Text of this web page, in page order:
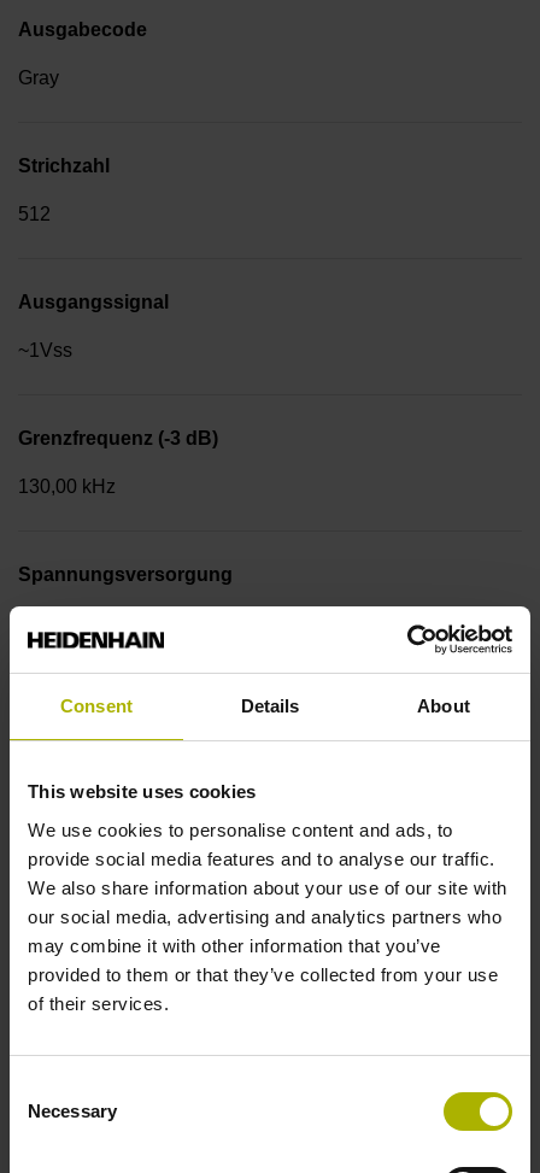
Consent Details About
This website uses cookies
We use cookies to personalise content and ads, to
provide social media features and to analyse our traffic.
We also share information about your use of our site with
our social media, advertising and analytics partners who
may combine it with other information that you’ve
provided to them or that they’ve collected from your use
of their services.
Selection
Necessary
Ausgabecode
Gray
Strichzahl
512
Ausgangssignal
~1Vss
Grenzfrequenz (-3 dB)
130,00 kHz
Spannungsversorgung
Flanschausführung
Flanschtyp
03C
Welle
Wellentyp